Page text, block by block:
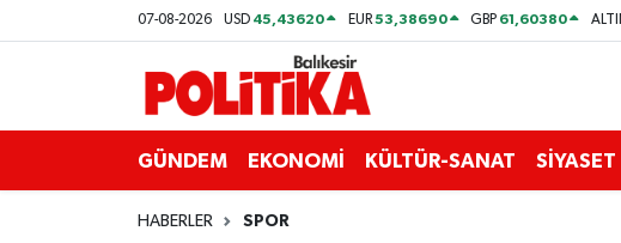
07-08-2026 USD 45,43620 EUR53,38690 GBP 61,60380
GÜNDEM EKONOMİ KÜLTÜR-SANAT SİYASET
HABERLER SPOR
ASTROLOJİ
Balıkesir Nöbetçi Eczaneler
Balıkesir Hava Durumu
Balıkesir Namaz Vakitleri